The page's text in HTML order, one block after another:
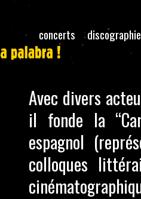
concerts discographie
Avec divers
il fonde la
espagnol
colloques